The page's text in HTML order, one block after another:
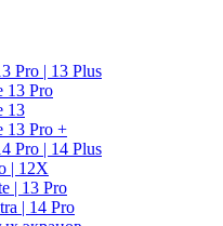
Pro | 13 Plus
13 Pro
13
13 Pro +
Pro | 14 Plus
| 12X
| 13 Pro
| 14 Pro